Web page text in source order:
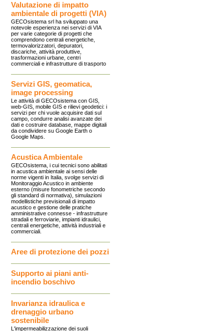
Valutazione di impatto
ambientale di progetti (VIA)
GECOsistema srl ha sviluppato una
notevole esperienza nei servizi di VIA
per varie categorie di progetti che
comprendono centrali energetiche,
termovalorizzatori, depuratori,
discariche, attività produttive,
trasformazioni urbane, centri
commerciali e infrastrutture di trasporto
Servizi GIS, geomatica,
image processing
Le attività di GECOsistema con GIS,
web-GIS, mobile GIS e rilievi geodetici: i
servizi per chi vuole acquisire dati sul
campo, condurre analisi avanzate dei
dati e costruire database, mappe digitali
da condividere su Google Earth o
Google Maps.
Acustica Ambientale
GECOsistema, i cui tecnici sono abilitati
in acustica ambientale ai sensi delle
norme vigenti in Italia, svolge servizi di
Monitoraggio Acustico in ambiente
esterno (misure fonometriche secondo
gli standard di normativa), simulazioni
modellistiche previsionali di impatto
acustico e gestione delle pratiche
amministrative connesse - infrastrutture
stradali e ferroviarie, impianti idraulici,
centrali energetiche, attività industriali e
commerciali.
Aree di protezione dei pozzi
Supporto ai piani anti-
incendio boschivo
Invarianza idraulica e
drenaggio urbano
sostenibile
L'impermeabilizzazione dei suoli